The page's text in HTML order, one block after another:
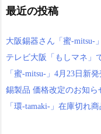
最近の投稿
大阪錫器さん「蜜-mitsu-
テレビ大阪「もしマネ」
「蜜-mitsu-」4月23日新発
錫製品 価格改定のお知ら
「環-tamaki-」在庫切れ